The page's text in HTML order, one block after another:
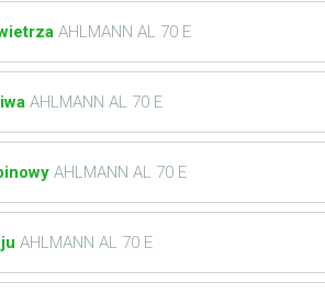
AHLMANN AL 70 E
AHLMANN AL 70 E
AHLMANN AL 70 E
AHLMANN AL 70 E